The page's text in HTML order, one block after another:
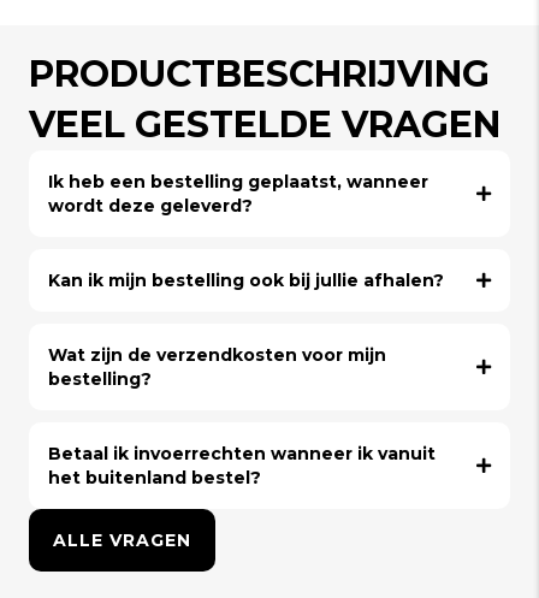
PRODUCTBESCHRIJVING
VEEL GESTELDE VRAGEN
Ik heb een bestelling geplaatst, wanneer
wordt deze geleverd?
Kan ik mijn bestelling ook bij jullie afhalen?
Wat zijn de verzendkosten voor mijn
bestelling?
Betaal ik invoerrechten wanneer ik vanuit
het buitenland bestel?
ALLE VRAGEN